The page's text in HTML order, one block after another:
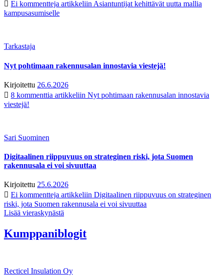
Ei kommentteja artikkeliin Asiantuntijat kehittävät uutta mallia
kampusasumiselle
Tarkastaja
Nyt pohtimaan rakennusalan innostavia viestejä!
Kirjoitettu 26.6.2026
8 kommenttia artikkeliin Nyt pohtimaan rakennusalan innostavia
viestejä!
Sari Suominen
Digitaalinen riippuvuus on strateginen riski, jota Suomen
rakennusala ei voi sivuuttaa
Kirjoitettu 25.6.2026
Ei kommentteja artikkeliin Digitaalinen riippuvuus on strateginen
riski, jota Suomen rakennusala ei voi sivuuttaa
Lisää vieraskynästä
Kumppaniblogit
Recticel Insulation Oy